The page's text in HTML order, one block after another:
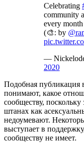
Celebrating
community
every month
(🎨: by
—
2020
Подобная публикация
понимают, какое
сообществу,
штанах как
недоумевают.
выступает в
сообществу не имеет.